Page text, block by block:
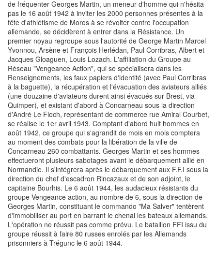
de fréquenter Georges Martin, un meneur d'homme qui n'hésita
pas le 16 août 1942 à inviter les 2000 personnes présentes à la
fête d'athlétisme de Moros à se révolter contre l'occupation
allemande, se décidèrent à entrer dans la Résistance. Un
premier noyau regroupe sous l'autorité de George Martin Marcel
Yvonnou, Arsène et François Herlédan, Paul Corribras, Albert et
Jacques Gloaguen, Louis Lozach. L'affiliation du Groupe au
Réseau "Vengeance Action", qui se spécialisera dans les
Renseignements, les faux papiers d'identité (avec Paul Corribras
à la baguette), la récupération et l'évacuation des aviateurs alliés
(une douzaine d'aviateurs durent ainsi évacués sur Brest, via
Quimper), et existant d'abord à Concarneau sous la direction
d'André Le Floch, représentant de commerce rue Amiral Courbet,
se réalise le 1er avril 1943. Comptant d'abord huit hommes en
août 1942, ce groupe qui s'agrandit de mois en mois comptera
au moment des combats pour la libération de la ville de
Concarneau 260 combattants. Georges Martin et ses hommes
effectueront plusieurs sabotages avant le débarquement allié en
Normandie. Il s'intégrera après le débarquement aux F.F.I sous la
direction du chef d'escadron Rincazaux et de son adjoint, le
capitaine Bourhis. Le 6 août 1944, les audacieux résistants du
groupe Vengeance action, au nombre de 6, sous la direction de
Georges Martin, constituant le commando "Ma Salver" tentèrent
d'immobiliser au port en barrant le chenal les bateaux allemands.
L'opération ne réussit pas comme prévu. Le bataillon FFI issu du
groupe réussit à faire 80 russes enrolés par les Allemands
prisonniers à Trégunc le 6 août 1944.